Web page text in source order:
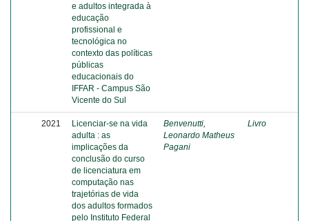
e adultos integrada à
educação
profissional e
tecnológica no
contexto das políticas
públicas
educacionais do
IFFAR - Campus São
Vicente do Sul
2021
Licenciar-se na vida
adulta : as
implicações da
conclusão do curso
de licenciatura em
computação nas
trajetórias de vida
dos adultos formados
pelo Instituto Federal
Benvenutti,
Leonardo Matheus
Pagani
Livro